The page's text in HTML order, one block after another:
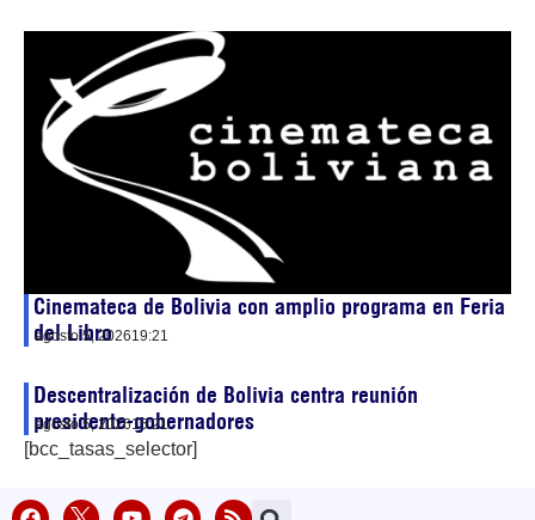
Cinemateca de Bolivia con amplio programa en Feria
del Libro
agosto 5, 202619:21
Descentralización de Bolivia centra reunión
presidente-gobernadores
agosto 5, 202615:21
[bcc_tasas_selector]